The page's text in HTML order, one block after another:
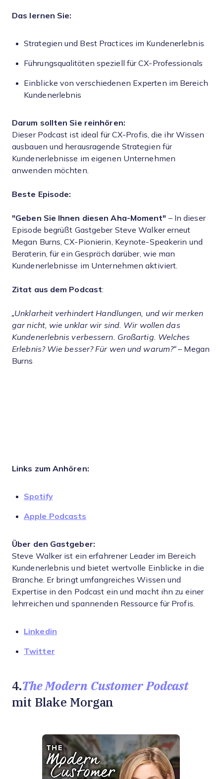
Das lernen Sie:
Strategien und Best Practices im Kundenerlebnis
Führungsqualitäten speziell für CX-Professionals
Einblicke von verschiedenen Experten im Bereich
Kundenerlebnis
Darum sollten Sie reinhören:
Dieser Podcast ist ideal für CX-Profis, die ihr Wissen
ausbauen und herausragende Strategien für
Kundenerlebnisse im eigenen Unternehmen
anwenden möchten.
Beste Episode:
"Geben Sie Ihnen diesen Aha-Moment" – In dieser
Episode begrüßt Gastgeber Steve Walker erneut
Megan Burns, CX-Pionierin, Keynote-Speakerin und
Beraterin, für ein Gespräch darüber, wie man
Kundenerlebnisse im Unternehmen aktiviert.
Zitat aus dem Podcast:
„Unklarheit verhindert Handlungen, und wir merken
gar nicht, wie unklar wir sind. Wir wollen das
Kundenerlebnis verbessern. Großartig. Welches
Erlebnis? Wie besser? Für wen und warum?“– Megan
Burns
Links zum Anhören:
Spotify
Apple Podcasts
Über den Gastgeber:
Steve Walker ist ein erfahrener Leader im Bereich
Kundenerlebnis und bietet wertvolle Einblicke in die
Branche. Er bringt umfangreiches Wissen und
Expertise in den Podcast ein und macht ihn zu einer
lehrreichen und spannenden Ressource für Profis.
Linkedin
Twitter
4.The Modern Customer Podcast
mit Blake Morgan